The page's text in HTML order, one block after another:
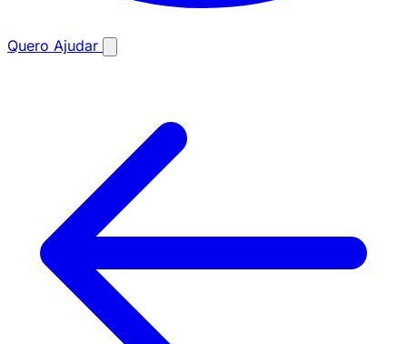
Quero Ajudar